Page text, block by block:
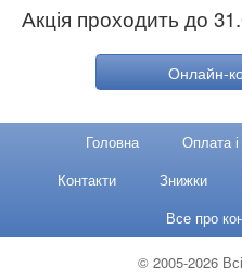
Акція проходить до
Онлайн-
Головна Оплата
Контакти
Знижки
Все про
© 2005-2026